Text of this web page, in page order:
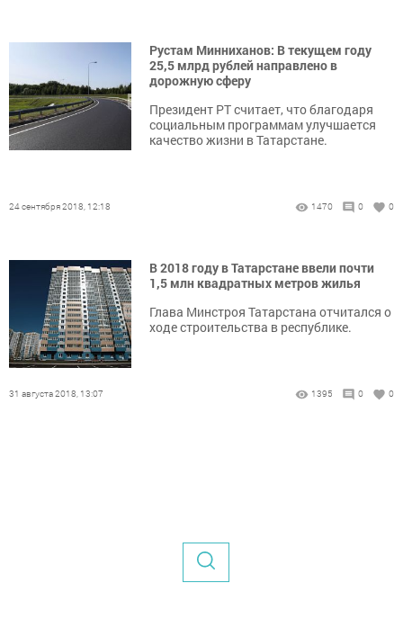
Рустам Минниханов: В текущем году
25,5 млрд рублей направлено в
дорожную сферу
Президент РТ считает, что благодаря
социальным программам улучшается
качество жизни в Татарстане.
24 сентября 2018, 12:18 1470 0 0
В 2018 году в Татарстане ввели почти
1,5 млн квадратных метров жилья
Глава Минстроя Татарстана отчитался о
ходе строительства в республике.
31 августа 2018, 13:07 1395 0 0